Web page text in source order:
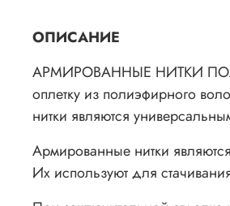
ОПИСАНИЕ
АРМИРОВАННЫЕ НИТКИ
оплетку из полиэфирного
нитки являются
Армированные нитки
Их используют для